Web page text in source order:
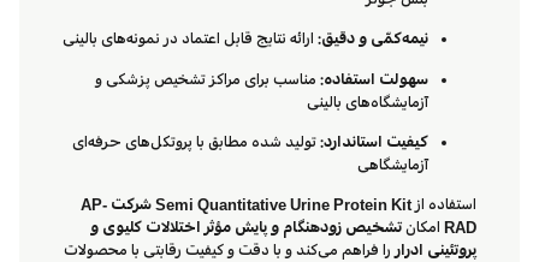
نیمه‌کمّی و دقیق: ارائه نتایج قابل اعتماد در نمونه‌های بالینی
سهولت استفاده: مناسب برای مراکز تشخیص پزشکی و
آزمایشگاه‌های بالینی
کیفیت استاندارد:تولید شده مطابق با پروتکل‌های حرفه‌ای
آزمایشگاهی
استفاده از
Semi Quantitative Urine Protein Kit شرکت AP-
RAD امکانتشخیص زودهنگام و پایش مؤثر اختلالات کلیوی و
پروتئینی ادرار را فراهم می‌کند و با دقت و کیفیت رقابتی با محصولات